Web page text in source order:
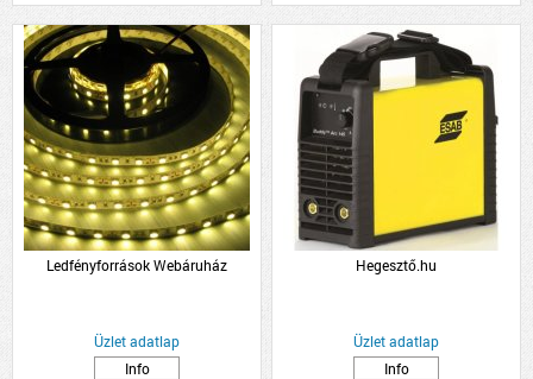
Ledfényforrások Webáruház
Üzlet adatlap
Info
Hegesztő.hu
Üzlet adatlap
Info